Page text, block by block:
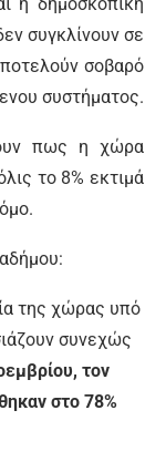
συγκλίνουν σε
σοβαρό
συστήματος.
πως η χώρα
το 8% εκτιμά
της χώρας υπό
συνεχώς
τον
στο 78%